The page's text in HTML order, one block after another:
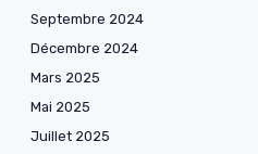
Septembre 2024
Décembre 2024
Mars 2025
Mai 2025
Juillet 2025